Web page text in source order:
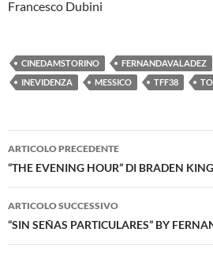
Francesco Dubini
CINEDAMSTORINO FERNANDAVALADEZ
INEVIDENZA
MESSICO TFF38
Navigazione
articolo
ARTICOLO PRECEDENTE
“THE EVENING HOUR” DI BRADEN KING
ARTICOLO SUCCESSIVO
“SIN SEÑAS PARTICULARES” BY